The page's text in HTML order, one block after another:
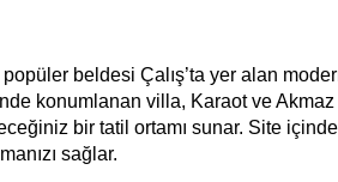
beldesi Çalış’ta yer alan
konumlanan villa, Karaot ve
bir tatil ortamı sunar. Site
sağlar.